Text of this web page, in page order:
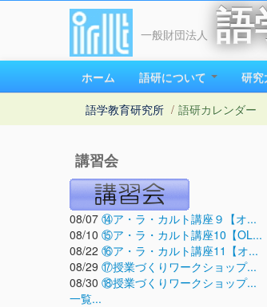
一般財団法人 語
ホーム 語研について 研究
語学教育研究所 / 語研カレンダー
講習会
08/07 ⑭ア・ラ・カルト講座９【オ...
08/10 ⑮ア・ラ・カルト講座10【OL...
08/22 ⑯ア・ラ・カルト講座11【オ...
08/29 ⑰授業づくりワークショップ...
08/30 ⑱授業づくりワークショップ...
一覧...